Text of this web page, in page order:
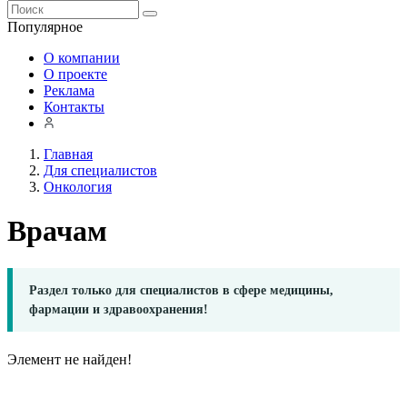
Популярное
О компании
О проекте
Реклама
Контакты
Главная
Для специалистов
Онкология
Врачам
Раздел только для специалистов в сфере медицины,
фармации и здравоохранения!
Элемент не найден!